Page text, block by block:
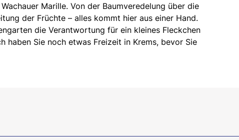
Marille. Von der Baumveredelung über die
der Früchte – alles kommt hier aus einer Hand.
die Verantwortung für ein kleines Fleckchen
haben Sie noch etwas Freizeit in Krems, bevor Sie